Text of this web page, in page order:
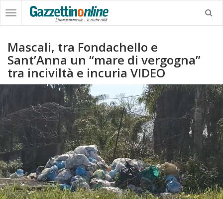
Mascali, tra Fondachello e
Sant’Anna un “mare di vergogna”
tra inciviltà e incuria VIDEO